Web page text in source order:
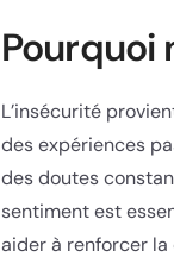
Pourquoi
L’insécurité
des expériences
des doutes
sentiment est
aider à renforcer la